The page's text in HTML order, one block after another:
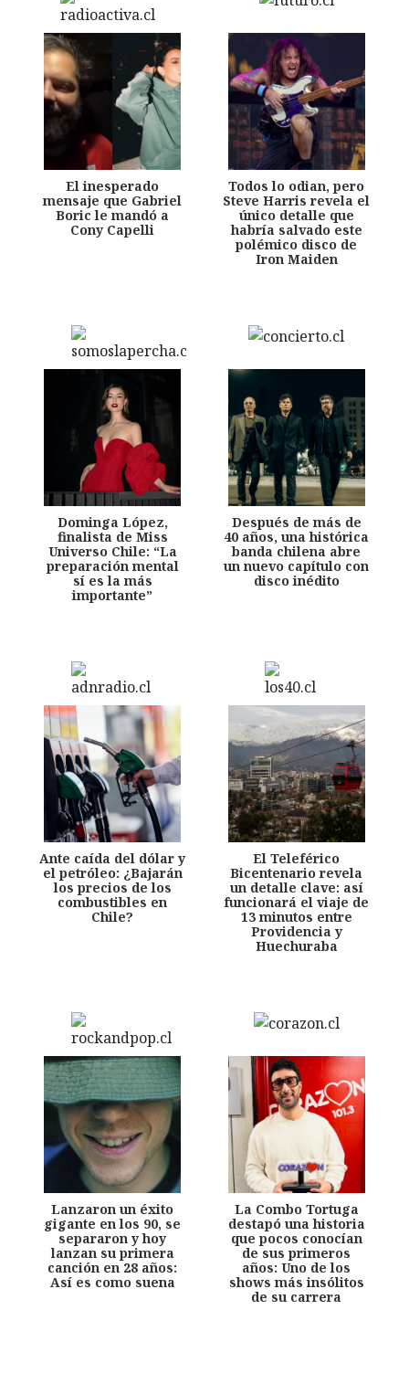
El inesperado
mensaje que Gabriel
Boric le mandó a
Cony Capelli
Todos lo odian, pero
Steve Harris revela el
único detalle que
habría salvado este
polémico disco de
Iron Maiden
Dominga López,
finalista de Miss
Universo Chile: “La
preparación mental
sí es la más
importante”
Después de más de
40 años, una histórica
banda chilena abre
un nuevo capítulo con
disco inédito
Ante caída del dólar y
el petróleo: ¿Bajarán
los precios de los
combustibles en
Chile?
El Teleférico
Bicentenario revela
un detalle clave: así
funcionará el viaje de
13 minutos entre
Providencia y
Huechuraba
Lanzaron un éxito
gigante en los 90, se
separaron y hoy
lanzan su primera
canción en 28 años:
Así es como suena
La Combo Tortuga
destapó una historia
que pocos conocían
de sus primeros
años: Uno de los
shows más insólitos
de su carrera